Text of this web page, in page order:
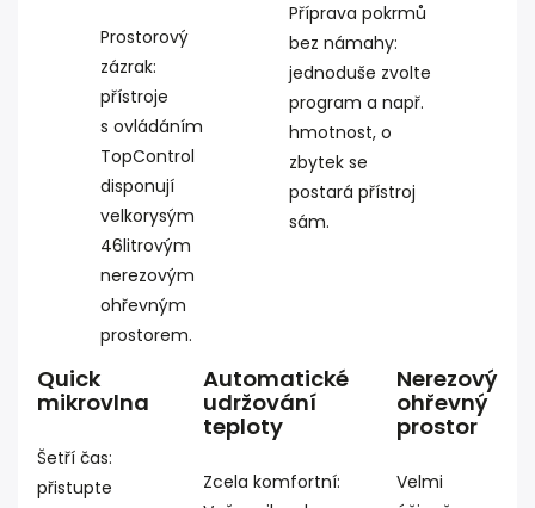
Prostorový
zázrak:
přístroje
s ovládáním
TopControl
disponují
velkorysým
46litrovým
nerezovým
ohřevným
prostorem.
Příprava pokrmů
bez námahy:
jednoduše zvolte
program a např.
hmotnost, o
zbytek se
postará přístroj
sám.
Quick
mikrovlna
Šetří čas:
přistupte
Automatické
udržování
teploty
Zcela komfortní:
Nerezový
ohřevný
prostor
Velmi